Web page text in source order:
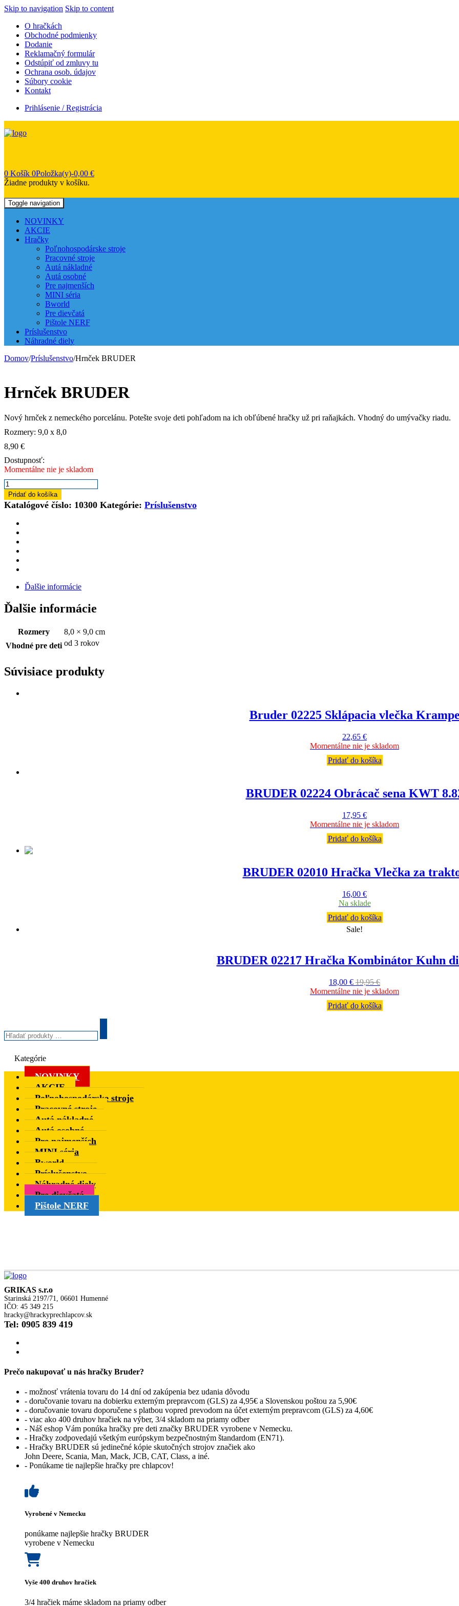
Skip to navigation Skip to content
O hračkách
Obchodné podmienky
Dodanie
Reklamačný formulár
Odstúpiť od zmluvy tu
Ochrana osob. údajov
Súbory cookie
Kontakt
Prihlásenie / Registrácia
0 Košík 0Položka(y)-0,00 €
Žiadne produkty v košíku.
Toggle navigation
NOVINKY
AKCIE
Hračky
Poľnohospodárske stroje
Pracovné stroje
Autá nákladné
Autá osobné
Pre najmenších
MINI séria
Bworld
Pre dievčatá
Pištole NERF
Príslušenstvo
Náhradné diely
Domov/Príslušenstvo/Hrnček BRUDER
Hrnček BRUDER
Nový hrnček z nemeckého porcelánu. Potešte svoje deti pohľadom na ich obľúbené hračky už pri raňajkách. Vhodný do umývačky riadu.
Rozmery: 9,0 x 8,0
8,90 €
Dostupnosť:
Momentálne nie je skladom
množstvo
Hrnček
BRUDER
Pridať do košíka
Katalógové číslo: 10300 Kategórie: Príslušenstvo
Ďalšie informácie
Ďalšie informácie
Rozmery
8,0 × 9,0 cm
Vhodné pre deti od 3 rokov
Súvisiace produkty
Bruder 02225 Sklápacia vlečka Krampe
22,65 €
Momentálne nie je skladom
Pridať do košíka
BRUDER 02224 Obrácač sena KWT
17,95 €
Momentálne nie je skladom
Pridať do košíka
BRUDER 02010 Hračka Vlečka za
16,00 €
Na sklade
Pridať do košíka
Sale!
BRUDER 02217 Hračka Kombinátor Kuhn
18,00 € 19,95€
Momentálne nie je skladom
Pridať do košíka
produkty
…
Kategórie
NOVINKY
AKCIE
Poľnohospodárske stroje
Pracovné stroje
Autá nákladné
Autá osobné
Pre najmenších
MINI séria
Bworld
Príslušenstvo
Náhradné diely
Pre dievčatá
Pištole NERF
GRIKAS s.r.o
Starinská 2197/71, 06601 Humenné
IČO: 45 349 215
hracky@hrackyprechlapcov.sk
Tel: 0905 839 419
Prečo nakupovať u nás hračky Bruder?
- možnosť vrátenia tovaru do 14 dní od zakúpenia bez udania dôvodu
- doručovanie tovaru na dobierku externým prepravcom (GLS) za 4,95€ a Slovenskou poštou za 5,90€
- doručovanie tovaru doporučene s platbou vopred prevodom na účet externým prepravcom (GLS) za 4,60€
- viac ako 400 druhov hračiek na výber, 3/4 skladom na priamy odber
- Náš eshop Vám ponúka hračky pre deti značky BRUDER vyrobene v Nemecku.
- Hračky zodpovedajú všetkým európskym bezpečnostným štandardom (EN71).
- Hračky BRUDER sú jedinečné kópie skutočných strojov značiek ako
John Deere, Scania, Man, Mack, JCB, CAT, Class, a iné.
- Ponúkame tie najlepšie hračky pre chlapcov!
Vyrobené v Nemecku
ponúkame najlepšie hračky BRUDER
vyrobene v Nemecku
Vyše 400 druhov hračiek
3/4 hračiek máme skladom na priamy odber